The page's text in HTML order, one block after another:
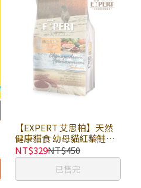
【EXPERT 艾思柏】天然
健康貓食 幼母貓紅藜鮭魚
配方 1.5kg × 包｜貓乾糧
貓飼料 有穀飼料 幼貓飼料
紅藜貓飼料
NT$329NT$450
已售完